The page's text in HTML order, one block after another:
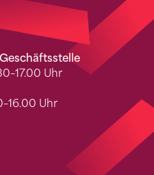
Uhr
Uhr